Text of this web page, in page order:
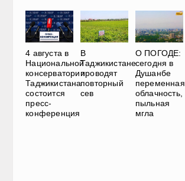
4 августа в
Национальной
консерватории
Таджикистана
состоится
пресс-
конференция
В
Таджикистане
проводят
повторный
сев
О ПОГОДЕ:
сегодня в
Душанбе
переменная
облачность,
пыльная
мгла